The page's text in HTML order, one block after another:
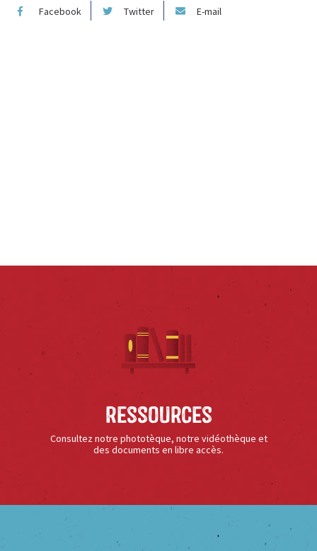
Facebook Twitter E-mail
Ressources
Consultez notre phototèque, notre vidéothèque et
des documents en libre accès.